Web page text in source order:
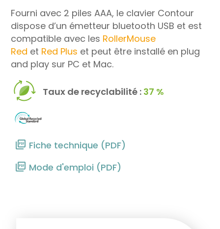
Fourni avec 2 piles AAA, le clavier Contour
dispose d’un émetteur bluetooth USB et est
compatible avec les RollerMouse
Red et Red Plus et peut être installé en plug
and play sur PC et Mac.
Taux de recyclabilité : 37 %
Fiche technique (PDF)
Mode d'emploi (PDF)